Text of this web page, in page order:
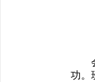
会
功。